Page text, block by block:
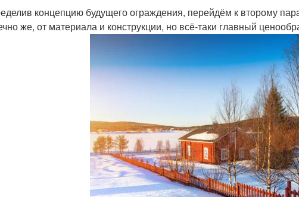
концепцию будущего ограждения, перейдём к второму
же, от материала и конструкции, но всё-таки главный